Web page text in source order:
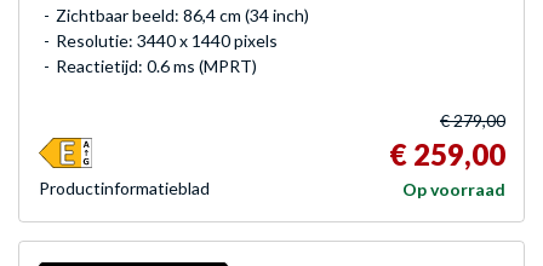
Zichtbaar beeld: 86,4 cm (34 inch)
Resolutie: 3440 x 1440 pixels
Reactietijd: 0.6 ms (MPRT)
€ 279,00
€ 259,00
Op voorraad
Product­informatieblad